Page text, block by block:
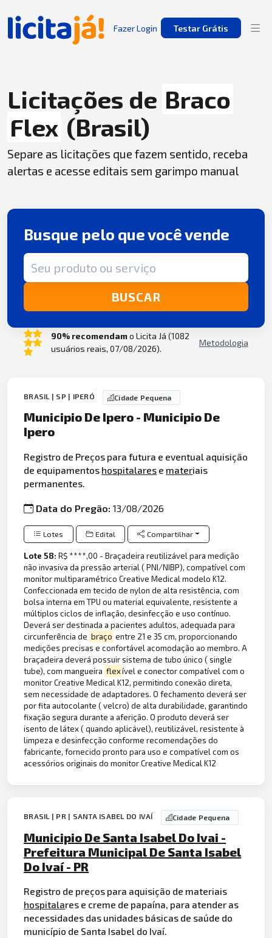
Fazer Login Testar Grátis
Licitações de Braco
Flex (Brasil)
Separe as licitações que fazem sentido, receba
alertas e acesse editais sem garimpo manual
Busque pelo que você vende
Termo de busca
BUSCAR
90% recomendamo Licita Já (1082
usuários reais, 07/08/2026).
Metodologia
BRASIL | SP | IPERÓ Cidade Pequena
Municipio De Ipero - Municipio De
Ipero
Registro de Preços para futura e eventual aquisição
de equipamentos hospitalares e materiais
permanentes.
Data do Pregão:13/08/2026
Lotes Edital Compartilhar
Lote 58:R$ ****,00 - Braçadeira reutilizável para medição
não invasiva da pressão arterial ( PNI/NIBP), compatível com
monitor multiparamétrico Creative Medical modelo K12.
Confeccionada em tecido de nylon de alta resistência, com
bolsa interna em TPU ou material equivalente, resistente a
múltiplos ciclos de inflação, desinfecção e uso contínuo.
Deverá ser destinada a pacientes adultos, adequada para
circunferência de braço entre 21 e 35 cm, proporcionando
medições precisas e confortável acomodação ao membro. A
braçadeira deverá possuir sistema de tubo único ( single
tube), com mangueira flexível e conector compatível com o
monitor Creative Medical K12, permitindo conexão direta,
sem necessidade de adaptadores. O fechamento deverá ser
por fita autocolante ( velcro) de alta durabilidade, garantindo
fixação segura durante a aferição. O produto deverá ser
isento de látex ( quando aplicável), reutilizável, resistente à
limpeza e desinfecção conforme recomendações do
fabricante, fornecido pronto para uso e compatível com os
acessórios originais do monitor Creative Medical K12
BRASIL | PR | SANTA ISABEL DO IVAÍ Cidade Pequena
Municipio De Santa Isabel Do Ivai -
Prefeitura Municipal De Santa Isabel
Do Ivaí - PR
Registro de preços para aquisição de materiais
hospitalares e creme de papaína, para atender as
necessidades das unidades básicas de saúde do
município de Santa Isabel do Ivaí.